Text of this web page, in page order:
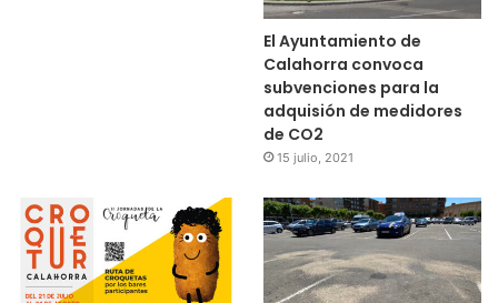
El Ayuntamiento de
Calahorra convoca
subvenciones para la
adquisión de medidores
de CO2
15 julio, 2021